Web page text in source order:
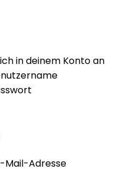
in deinem Konto an
Mail-Adresse